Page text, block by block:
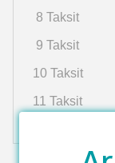
8 Taksit
9 Taksit
10 Taksit
11 Taksit